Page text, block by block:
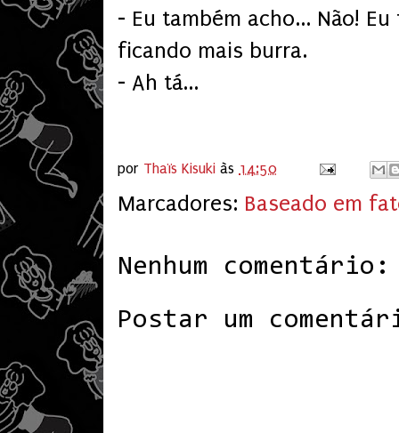
- Eu também acho... Não!
ficando mais burra.
- Ah tá...
por Thaïs Kisuki às 14:50
Marcadores: Baseado em
Nenhum comentário:
Postar um